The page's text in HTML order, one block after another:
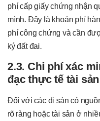
phí cấp giấy chứng nhận
mình. Đây là khoản phí
phí công chứng và cần
ký đất đai.
2.3. Chi phí xác
đạc thực tế tài sản
Đối với các di sản có
rõ ràng hoặc tài sản ở